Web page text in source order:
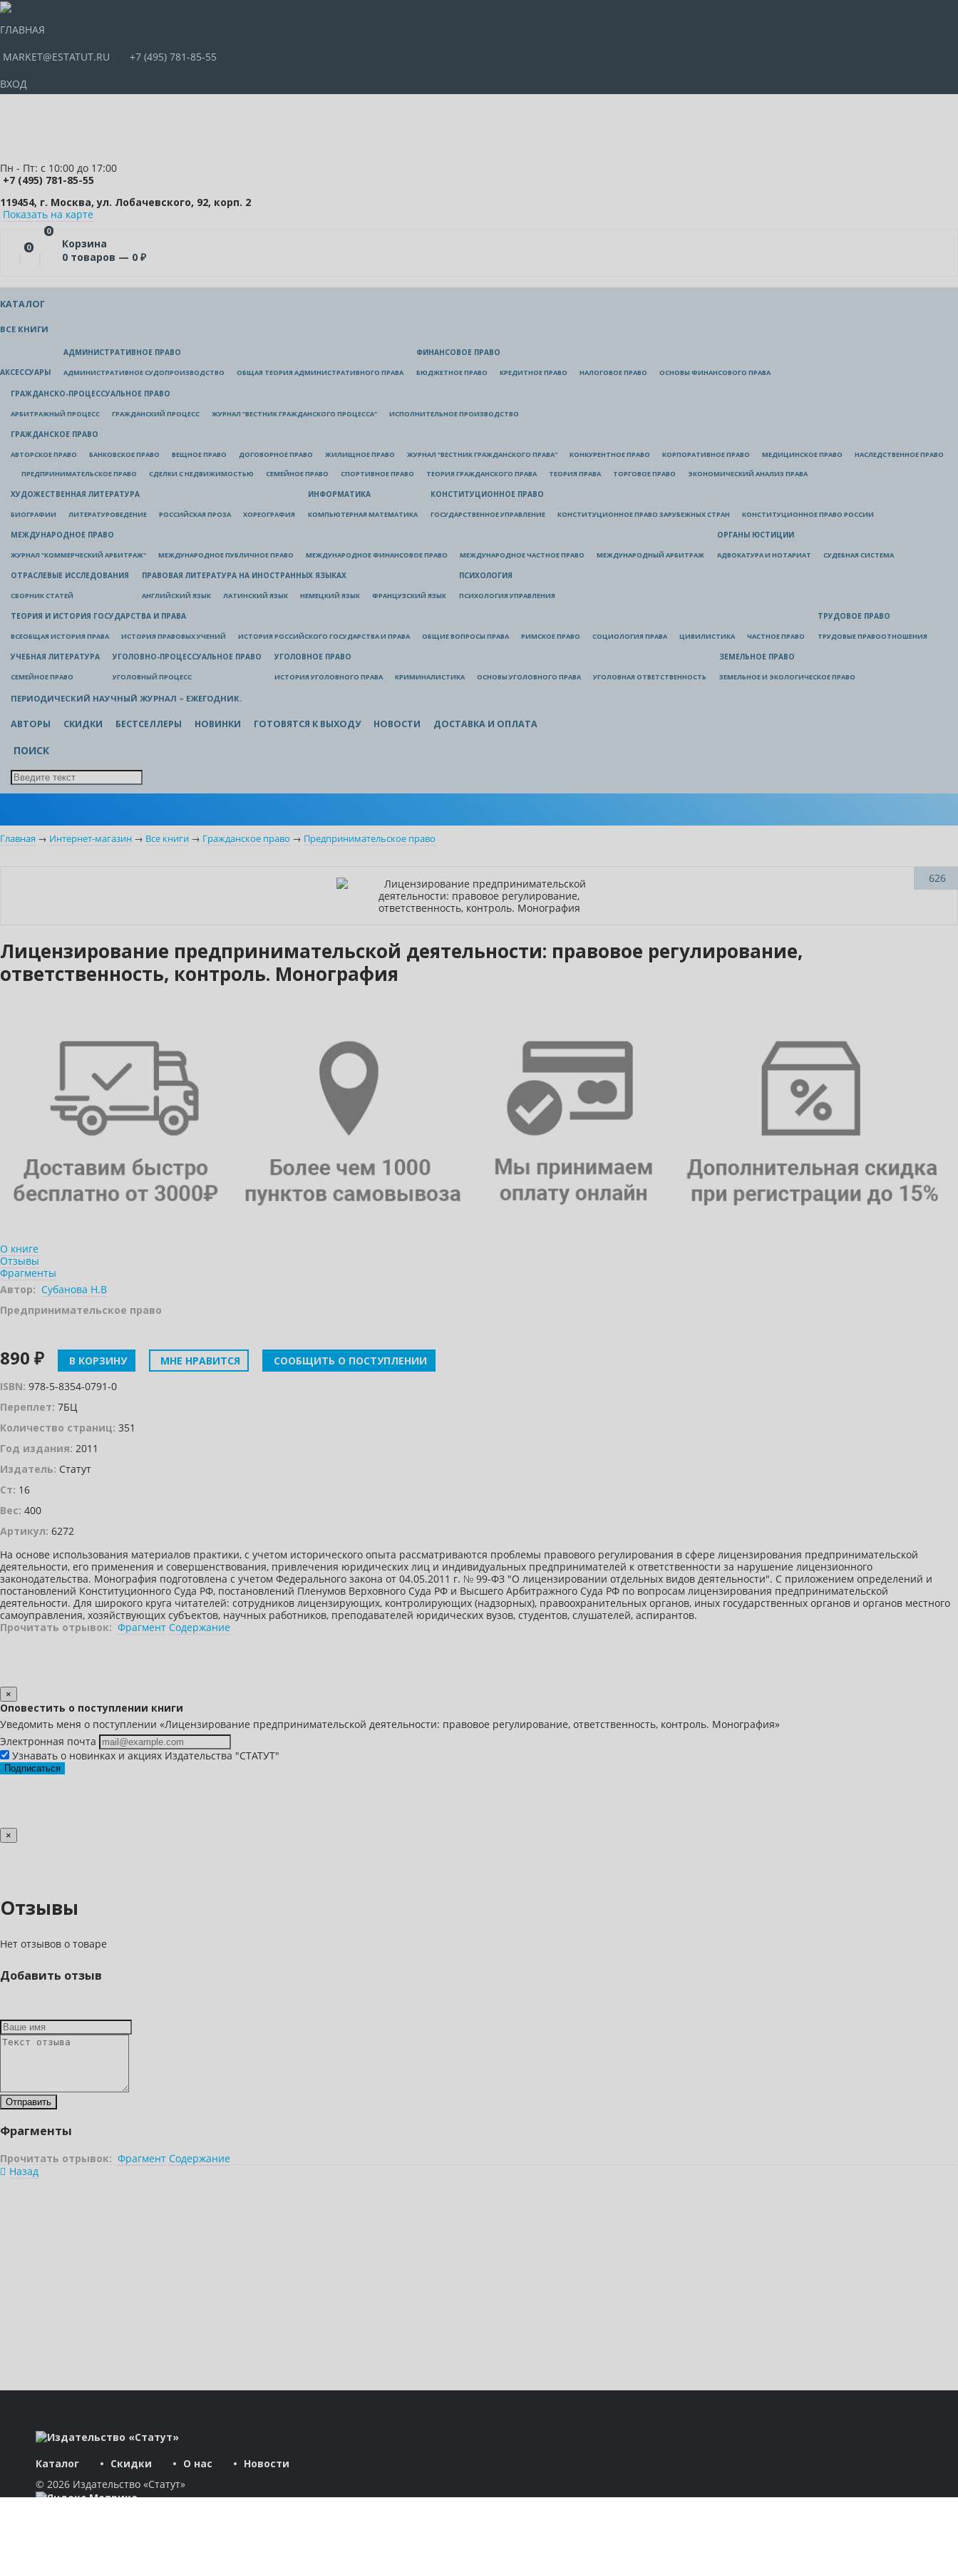
ГЛАВНАЯ
MARKET@ESTATUT.RU
+7 (495) 781-85-55
ВХОД
Пн - Пт: с 10:00 до 17:00
+7 (495) 781-85-55
119454, г. Москва, ул. Лобачевского, 92, корп. 2
Показать на карте
0
0
Корзина
0 товаров — 0 ₽
КАТАЛОГ
ВСЕ КНИГИ
АКСЕССУАРЫ
АДМИНИСТРАТИВНОЕ ПРАВО
АДМИНИСТРАТИВНОЕ СУДОПРОИЗВОДСТВО ОБЩАЯ ТЕОРИЯ АДМИНИСТРАТИВНОГО ПРАВА
ФИНАНСОВОЕ ПРАВО
БЮДЖЕТНОЕ ПРАВО КРЕДИТНОЕ ПРАВО НАЛОГОВОЕ ПРАВО ОСНОВЫ ФИНАНСОВОГО ПРАВА
ГРАЖДАНСКО-ПРОЦЕССУАЛЬНОЕ ПРАВО
АРБИТРАЖНЫЙ ПРОЦЕСС ГРАЖДАНСКИЙ ПРОЦЕСС ЖУРНАЛ "ВЕСТНИК ГРАЖДАНСКОГО ПРОЦЕССА" ИСПОЛНИТЕЛЬНОЕ ПРОИЗВОДСТВО
ГРАЖДАНСКОЕ ПРАВО
АВТОРСКОЕ ПРАВО БАНКОВСКОЕ ПРАВО ВЕЩНОЕ ПРАВО ДОГОВОРНОЕ ПРАВО ЖИЛИЩНОЕ ПРАВО ЖУРНАЛ "ВЕСТНИК ГРАЖДАНСКОГО ПРАВА" КОНКУРЕНТНОЕ ПРАВО КОРПОРАТИВНОЕ ПРАВО МЕДИЦИНСКОЕ ПРАВО НАСЛЕДСТВЕННОЕ ПРАВО
ПРЕДПРИНИМАТЕЛЬСКОЕ ПРАВО СДЕЛКИ С НЕДВИЖИМОСТЬЮ СЕМЕЙНОЕ ПРАВО СПОРТИВНОЕ ПРАВО ТЕОРИЯ ГРАЖДАНСКОГО ПРАВА ТЕОРИЯ ПРАВА ТОРГОВОЕ ПРАВО ЭКОНОМИЧЕСКИЙ АНАЛИЗ ПРАВА
ХУДОЖЕСТВЕННАЯ ЛИТЕРАТУРА
БИОГРАФИИ ЛИТЕРАТУРОВЕДЕНИЕ РОССИЙСКАЯ ПРОЗА ХОРЕОГРАФИЯ
ИНФОРМАТИКА
КОМПЬЮТЕРНАЯ МАТЕМАТИКА
КОНСТИТУЦИОННОЕ ПРАВО
ГОСУДАРСТВЕННОЕ УПРАВЛЕНИЕ КОНСТИТУЦИОННОЕ ПРАВО ЗАРУБЕЖНЫХ СТРАН КОНСТИТУЦИОННОЕ ПРАВО РОССИИ
МЕЖДУНАРОДНОЕ ПРАВО
ЖУРНАЛ "КОММЕРЧЕСКИЙ АРБИТРАЖ" МЕЖДУНАРОДНОЕ ПУБЛИЧНОЕ ПРАВО МЕЖДУНАРОДНОЕ ФИНАНСОВОЕ ПРАВО МЕЖДУНАРОДНОЕ ЧАСТНОЕ ПРАВО МЕЖДУНАРОДНЫЙ АРБИТРАЖ
ОРГАНЫ ЮСТИЦИИ
АДВОКАТУРА И НОТАРИАТ СУДЕБНАЯ СИСТЕМА
ОТРАСЛЕВЫЕ ИССЛЕДОВАНИЯ
СБОРНИК СТАТЕЙ
ПРАВОВАЯ ЛИТЕРАТУРА НА ИНОСТРАННЫХ ЯЗЫКАХ
АНГЛИЙСКИЙ ЯЗЫК ЛАТИНСКИЙ ЯЗЫК НЕМЕЦКИЙ ЯЗЫК ФРАНЦУЗСКИЙ ЯЗЫК
ПСИХОЛОГИЯ
ПСИХОЛОГИЯ УПРАВЛЕНИЯ
ТЕОРИЯ И ИСТОРИЯ ГОСУДАРСТВА И ПРАВА
ВСЕОБЩАЯ ИСТОРИЯ ПРАВА ИСТОРИЯ ПРАВОВЫХ УЧЕНИЙ ИСТОРИЯ РОССИЙСКОГО ГОСУДАРСТВА И ПРАВА ОБЩИЕ ВОПРОСЫ ПРАВА РИМСКОЕ ПРАВО СОЦИОЛОГИЯ ПРАВА ЦИВИЛИСТИКА ЧАСТНОЕ ПРАВО
ТРУДОВОЕ ПРАВО
ТРУДОВЫЕ ПРАВООТНОШЕНИЯ
УЧЕБНАЯ ЛИТЕРАТУРА
СЕМЕЙНОЕ ПРАВО
УГОЛОВНО-ПРОЦЕССУАЛЬНОЕ ПРАВО
УГОЛОВНЫЙ ПРОЦЕСС
УГОЛОВНОЕ ПРАВО
ИСТОРИЯ УГОЛОВНОГО ПРАВА КРИМИНАЛИСТИКА ОСНОВЫ УГОЛОВНОГО ПРАВА УГОЛОВНАЯ ОТВЕТСТВЕННОСТЬ
ЗЕМЕЛЬНОЕ ПРАВО
ЗЕМЕЛЬНОЕ И ЭКОЛОГИЧЕСКОЕ ПРАВО
ПЕРИОДИЧЕСКИЙ НАУЧНЫЙ ЖУРНАЛ – ЕЖЕГОДНИК.
АВТОРЫ СКИДКИ БЕСТСЕЛЛЕРЫ НОВИНКИ ГОТОВЯТСЯ К ВЫХОДУ НОВОСТИ ДОСТАВКА И ОПЛАТА
ПОИСК
Главная → Интернет-магазин → Все книги → Гражданское право → Предпринимательское право
626
Лицензирование предпринимательской деятельности: правовое регулирование,
ответственность, контроль. Монография
О книге
Отзывы
Фрагменты
Автор: Субанова Н.В
Предпринимательское право
890 ₽ В КОРЗИНУ МНЕ НРАВИТСЯ
СООБЩИТЬ О ПОСТУПЛЕНИИ
ISBN: 978-5-8354-0791-0
Переплет: 7БЦ
Количество страниц: 351
Год издания: 2011
Издатель: Статут
Ст: 16
Вес: 400
Артикул: 6272
На основе использования материалов практики, с учетом исторического опыта рассматриваются проблемы правового регулирования в сфере лицензирования предпринимательской
деятельности, его применения и совершенствования, привлечения юридических лиц и индивидуальных предпринимателей к ответственности за нарушение лицензионного
законодательства. Монография подготовлена с учетом Федерального закона от 04.05.2011 г. № 99-ФЗ "О лицензировании отдельных видов деятельности". С приложением определений и
постановлений Конституционного Суда РФ, постановлений Пленумов Верховного Суда РФ и Высшего Арбитражного Суда РФ по вопросам лицензирования предпринимательской
деятельности. Для широкого круга читателей: сотрудников лицензирующих, контролирующих (надзорных), правоохранительных органов, иных государственных органов и органов местного
самоуправления, хозяйствующих субъектов, научных работников, преподавателей юридических вузов, студентов, слушателей, аспирантов.
Прочитать отрывок: Фрагмент Содержание
×
Оповестить о поступлении книги
Уведомить меня о поступлении «Лицензирование предпринимательской деятельности: правовое регулирование, ответственность, контроль. Монография»
Электронная почта
Узнавать о новинках и акциях Издательства "СТАТУТ"
Подписаться
×
Отзывы
Нет отзывов о товаре
Добавить отзыв
Фрагменты
Прочитать отрывок: Фрагмент Содержание
Назад
Каталог Скидки О нас
Новости
© 2026 Издательство «Статут»